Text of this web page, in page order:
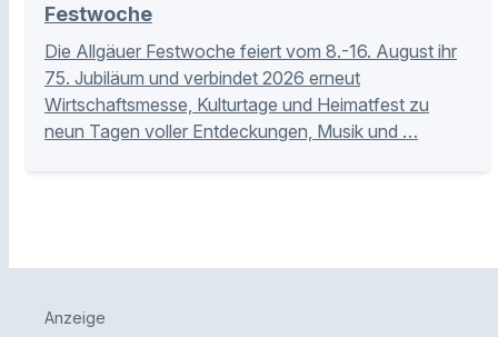
Festwoche
Die Allgäuer Festwoche feiert vom 8.-16. August ihr
75. Jubiläum und verbindet 2026 erneut
Wirtschaftsmesse, Kulturtage und Heimatfest zu
neun Tagen voller Entdeckungen, Musik und …
Anzeige